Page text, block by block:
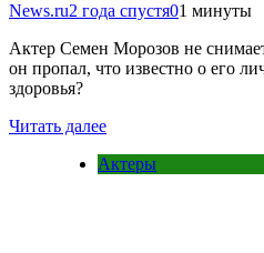
News.ru2 года спустя01 минуты
Актер Семен Морозов не
он пропал, что известно о его
здоровья?
Читать далее
Актеры